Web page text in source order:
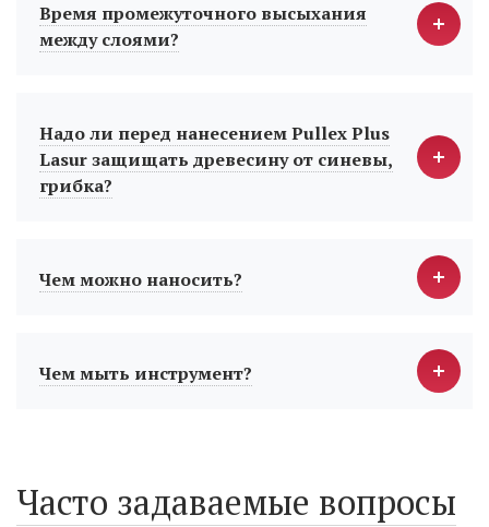
Время промежуточного высыхания
между слоями?
Надо ли перед нанесением Pullex Plus
Lasur защищать древесину от синевы,
грибка?
Чем можно наносить?
Чем мыть инструмент?
Часто задаваемые вопросы